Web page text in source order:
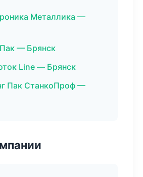
Металлика —
— Брянск
Line — Брянск
Пак СтанкоПроф —